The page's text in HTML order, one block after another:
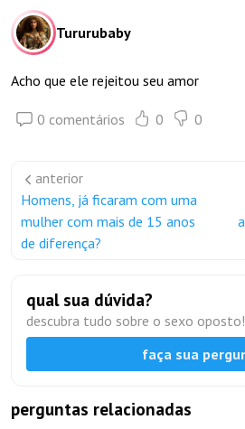
Tururubaby
Acho que ele rejeitou seu amor
0 comentários 0 0
anterior
Homens, já ficaram com uma
mulher com mais de 15 anos
de diferença?
qual sua dúvida?
descubra tudo sobre o sexo oposto!
faça sua
perguntas relacionadas